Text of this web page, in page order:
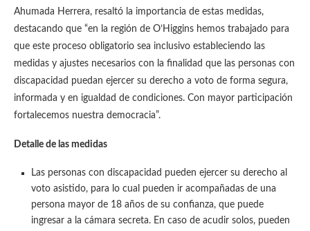
Ahumada Herrera, resaltó la importancia de estas medidas,
destacando que “en la región de O’Higgins hemos trabajado para
que este proceso obligatorio sea inclusivo estableciendo las
medidas y ajustes necesarios con la finalidad que las personas con
discapacidad puedan ejercer su derecho a voto de forma segura,
informada y en igualdad de condiciones. Con mayor participación
fortalecemos nuestra democracia”.
Detalle de las medidas
Las personas con discapacidad pueden ejercer su derecho al
voto asistido, para lo cual pueden ir acompañadas de una
persona mayor de 18 años de su confianza, que puede
ingresar a la cámara secreta. En caso de acudir solos, pueden